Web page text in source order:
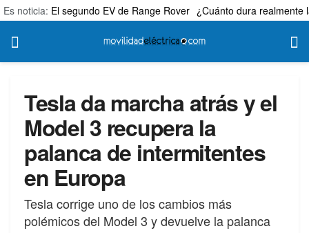
Es noticia: El segundo EV de Range Rover ¿Cuánto dura realmente
Tesla da marcha atrás y el
Model 3 recupera la
palanca de intermitentes
en Europa
Tesla corrige uno de los cambios más
polémicos del Model 3 y devuelve la palanca